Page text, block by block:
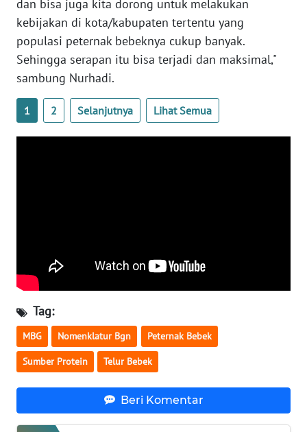
dan bisa juga kita dorong untuk melakukan
kebijakan di kota/kabupaten tertentu yang
populasi peternak bebeknya cukup banyak.
Sehingga serapan itu bisa terjadi dan maksimal,"
sambung Nurhadi.
1 2 Selanjutnya Lihat Semua
Tag:
MBG Nomenklatur Bgn Peternak Bebek
Sumber Protein Telur Bebek
Beri Komentar
NTB
WN
SULTENG
SULBAR
SUMSEL
BENGKULU
WN
LAMPUNG
JATENG